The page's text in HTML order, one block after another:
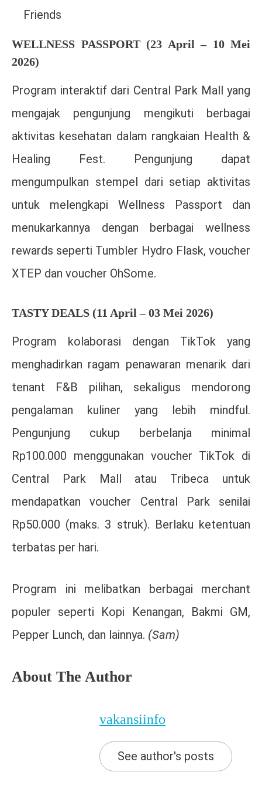
Friends
WELLNESS PASSPORT (23 April – 10 Mei
2026)
Program interaktif dari Central Park Mall yang
mengajak pengunjung mengikuti berbagai
aktivitas kesehatan dalam rangkaian Health &
Healing Fest. Pengunjung dapat
mengumpulkan stempel dari setiap aktivitas
untuk melengkapi Wellness Passport dan
menukarkannya dengan berbagai wellness
rewards seperti Tumbler Hydro Flask, voucher
XTEP dan voucher OhSome.
TASTY DEALS (11 April – 03 Mei 2026)
Program kolaborasi dengan TikTok yang
menghadirkan ragam penawaran menarik dari
tenant F&B pilihan, sekaligus mendorong
pengalaman kuliner yang lebih mindful.
Pengunjung cukup berbelanja minimal
Rp100.000 menggunakan voucher TikTok di
Central Park Mall atau Tribeca untuk
mendapatkan voucher Central Park senilai
Rp50.000 (maks. 3 struk). Berlaku ketentuan
terbatas per hari.
Program ini melibatkan berbagai merchant
populer seperti Kopi Kenangan, Bakmi GM,
Pepper Lunch, dan lainnya. (Sam)
About The Author
vakansiinfo
See author's posts